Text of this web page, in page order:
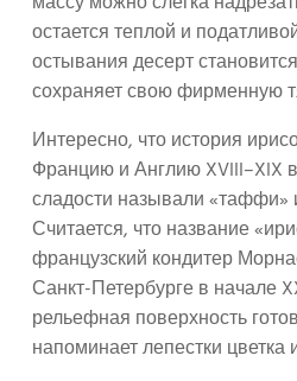
остается теплой и
остывания десерт
сохраняет свою фирменную
Интересно, что история
Францию и Англию XVIII–XIX
сладости называли
Считается, что название
французский кондитер
Санкт-Петербурге в начале
рельефная поверхность
напоминает лепестки цветка